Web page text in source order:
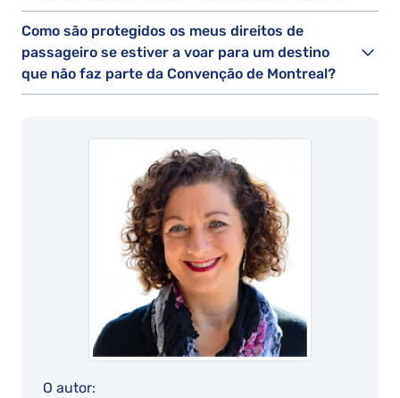
Como são protegidos os meus direitos de
passageiro se estiver a voar para um destino
que não faz parte da Convenção de Montreal?
O autor: